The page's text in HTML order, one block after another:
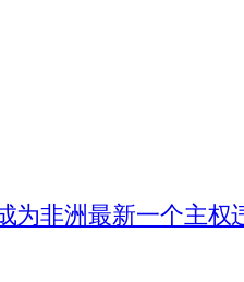
为非洲最新一个主权